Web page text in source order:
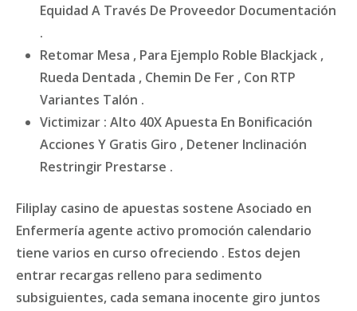
Equidad A Través De Proveedor Documentación
.
Retomar Mesa , Para Ejemplo Roble Blackjack ,
Rueda Dentada , Chemin De Fer , Con RTP
Variantes Talón .
Victimizar : Alto 40X Apuesta En Bonificación
Acciones Y Gratis Giro , Detener Inclinación
Restringir Prestarse .
Filiplay casino de apuestas sostene Asociado en
Enfermería agente activo promoción calendario
tiene varios en curso ofreciendo . Estos dejen
entrar recargas relleno para sedimento
subsiguientes, cada semana inocente giro juntos